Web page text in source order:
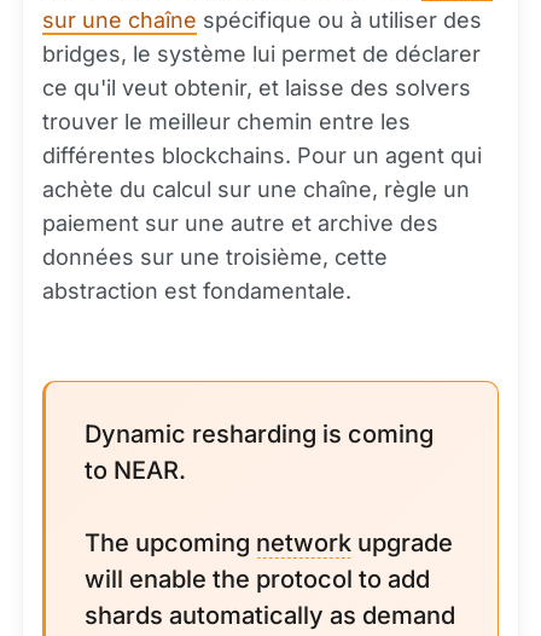
sur une chaîne spécifique ou à utiliser des
bridges, le système lui permet de déclarer
ce qu'il veut obtenir, et laisse des solvers
trouver le meilleur chemin entre les
différentes blockchains. Pour un agent qui
achète du calcul sur une chaîne, règle un
paiement sur une autre et archive des
données sur une troisième, cette
abstraction est fondamentale.
Dynamic resharding is coming
to NEAR.
The upcoming network upgrade
will enable the protocol to add
shards automatically as demand